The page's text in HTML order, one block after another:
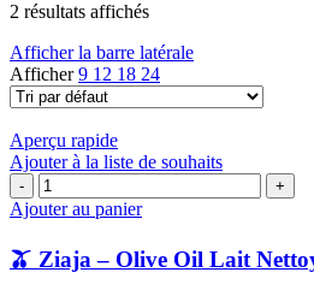
2 résultats affichés
Afficher la barre latérale
Afficher9 12 18 24
Aperçu rapide
Ajouter à la liste de souhaits
quantité
de
Ziaja
Ajouter au panier
🫒 Ziaja – Olive Oil Lait